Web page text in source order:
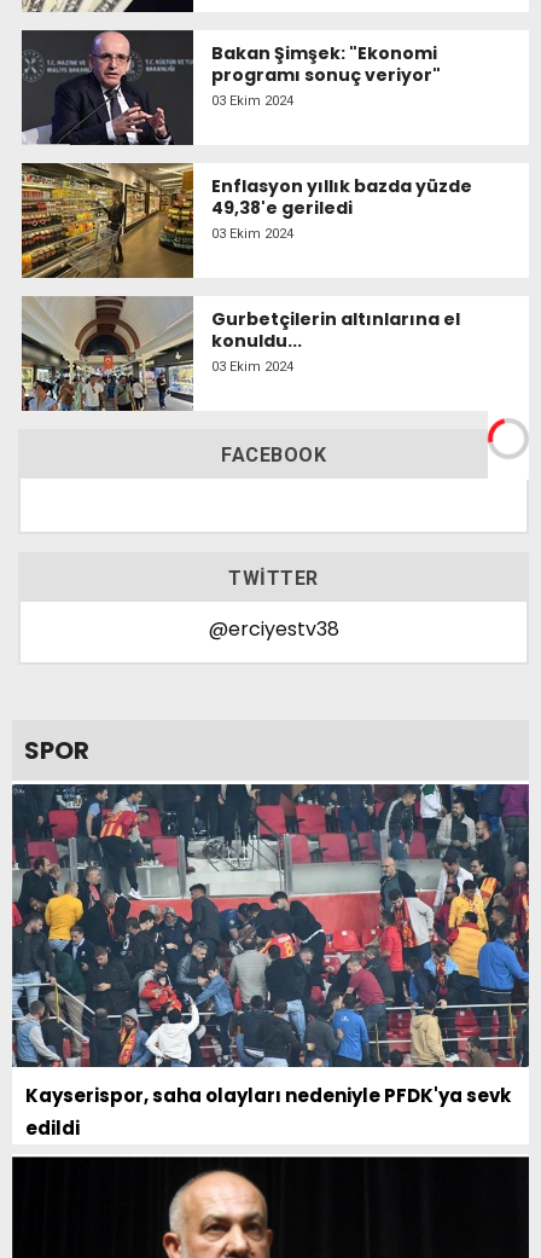
Bakan Şimşek: "Ekonomi
programı sonuç veriyor"
03 Ekim 2024
Enflasyon yıllık bazda yüzde
49,38'e geriledi
03 Ekim 2024
Gurbetçilerin altınlarına el
konuldu...
03 Ekim 2024
FACEBOOK
TWITTER
@erciyestv38
SPOR
Kayserispor, saha olayları nedeniyle PFDK'ya sevk
edildi